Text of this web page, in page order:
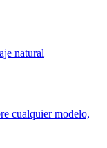
natural
cualquier modelo,